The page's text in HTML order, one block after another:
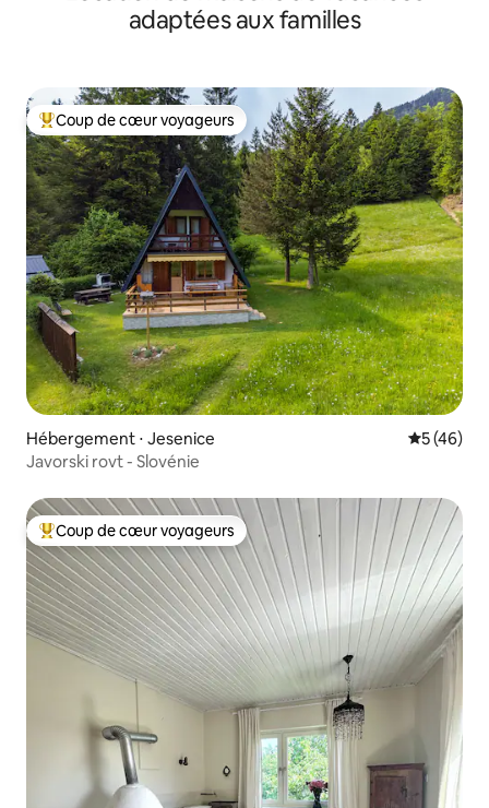
adaptées aux familles
Coups de cœur voyageurs les plus appréciés
Coup de cœur voyageurs
Hébergement ⋅ Jesenice
5 (46)
Javorski rovt - Slovénie
Coups de cœur voyageurs les plus appréciés
Coup de cœur voyageurs